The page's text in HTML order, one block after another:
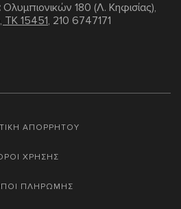
Ολυμπιονικών 180 (Λ. Κηφισίας),
TK 15451, 210 6747171
ΑΠΟΡΡΗΤΟΥ
ΧΡΗΣΗΣ
ΠΛΗΡΩΜΗΣ